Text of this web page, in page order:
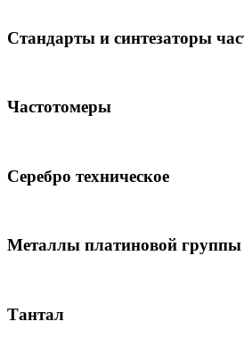
Стандарты и синтезаторы
Частотомеры
Серебро техническое
Металлы платиновой группы
Тантал